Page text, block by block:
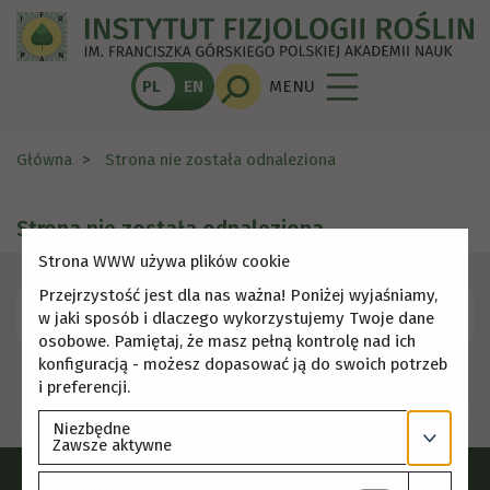
PL EN MENU
Główna Strona nie została odnaleziona
Strona nie została odnaleziona
Skorzystaj z menu, aby wybrać inną stronę.
Strona WWW używa plików cookie
Przejrzystość jest dla nas ważna! Poniżej wyjaśniamy,
w jaki sposób i dlaczego wykorzystujemy Twoje dane
osobowe. Pamiętaj, że masz pełną kontrolę nad ich
konfiguracją - możesz dopasować ją do swoich potrzeb
i preferencji.
Niezbędne
Zawsze aktywne